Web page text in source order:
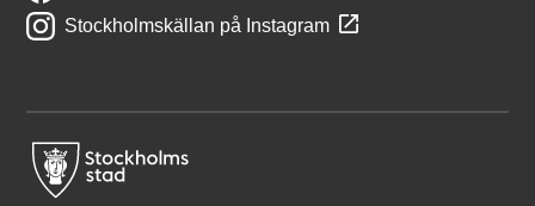
Stockholmskällan på Instagram